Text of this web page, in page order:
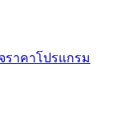
ราคาโปรแกรม